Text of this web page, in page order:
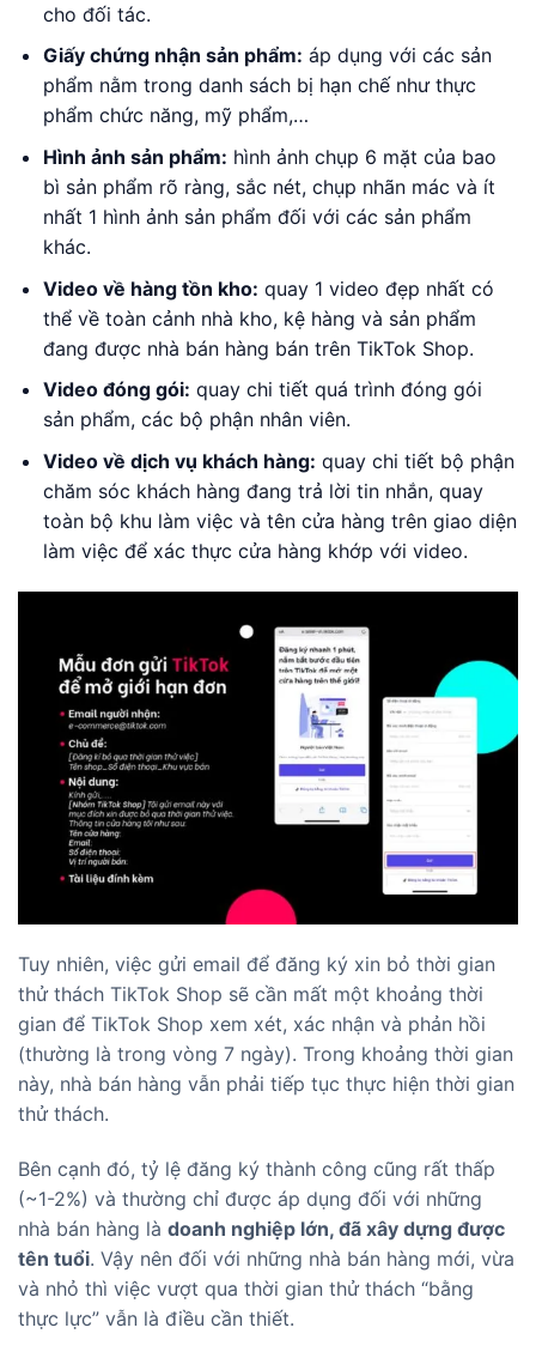
cho đối tác.
Giấy chứng nhận sản phẩm: áp dụng với các sản
phẩm nằm trong danh sách bị hạn chế như thực
phẩm chức năng, mỹ phẩm,…
Hình ảnh sản phẩm: hình ảnh chụp 6 mặt của bao
bì sản phẩm rõ ràng, sắc nét, chụp nhãn mác và ít
nhất 1 hình ảnh sản phẩm đối với các sản phẩm
khác.
Video về hàng tồn kho: quay 1 video đẹp nhất có
thể về toàn cảnh nhà kho, kệ hàng và sản phẩm
đang được nhà bán hàng bán trên TikTok Shop.
Video đóng gói: quay chi tiết quá trình đóng gói
sản phẩm, các bộ phận nhân viên.
Video về dịch vụ khách hàng: quay chi tiết bộ phận
chăm sóc khách hàng đang trả lời tin nhắn, quay
toàn bộ khu làm việc và tên cửa hàng trên giao diện
làm việc để xác thực cửa hàng khớp với video.
Tuy nhiên, việc gửi email để đăng ký xin bỏ thời gian
thử thách TikTok Shop sẽ cần mất một khoảng thời
gian để TikTok Shop xem xét, xác nhận và phản hồi
(thường là trong vòng 7 ngày). Trong khoảng thời gian
này, nhà bán hàng vẫn phải tiếp tục thực hiện thời gian
thử thách.
Bên cạnh đó, tỷ lệ đăng ký thành công cũng rất thấp
(~1-2%) và thường chỉ được áp dụng đối với những
nhà bán hàng là doanh nghiệp lớn, đã xây dựng được
tên tuổi. Vậy nên đối với những nhà bán hàng mới, vừa
và nhỏ thì việc vượt qua thời gian thử thách “bằng
thực lực” vẫn là điều cần thiết.